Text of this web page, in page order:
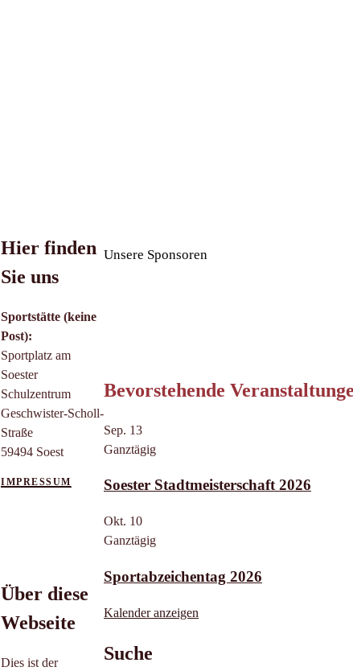
Unsere Sponsoren
Bevorstehende
Sep. 13
Ganztägig
Soester Stadtmeisterschaft 2026
Okt. 10
Ganztägig
Sportabzeichentag 2026
Kalender anzeigen
Suche
Hier finden
Sie uns
Sportstätte (keine
Post):
Sportplatz am
Soester
Schulzentrum
Geschwister-Scholl-
Straße
59494 Soest
IMPRESSUM
Über diese
Webseite
Dies ist der